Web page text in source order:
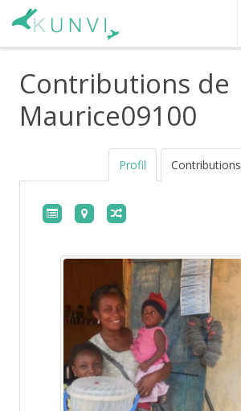
Contributions de
Maurice09100
Profil Contributions